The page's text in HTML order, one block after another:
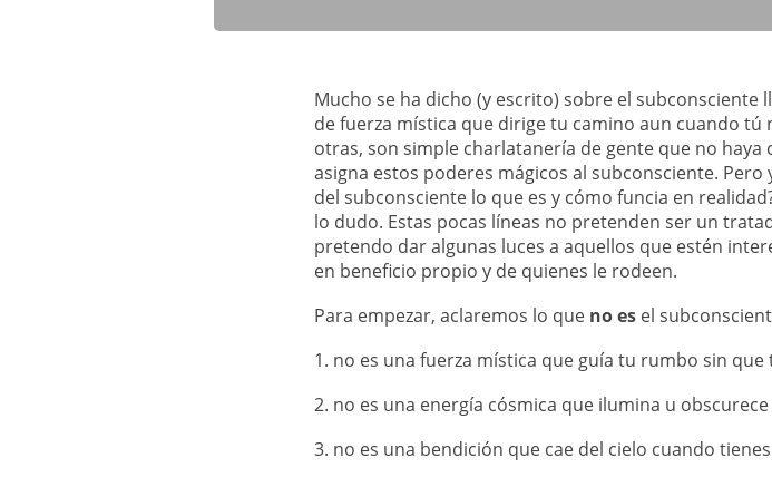
Mucho se ha dicho (y escrito) sobre el
de fuerza mística que dirige tu camino aun cuando tú
otras, son simple charlatanería de gente que no haya
asigna estos poderes mágicos al subconsciente.
del subconsciente lo que es y cómo funcia en
lo dudo. Estas pocas líneas no pretenden ser un
pretendo dar algunas luces a aquellos que estén
en beneficio propio y de quienes le rodeen.
Para empezar, aclaremos lo que no es el
1. no es una fuerza mística que guía tu rumbo sin que
2. no es una energía cósmica que ilumina u
3. no es una bendición que cae del cielo cuando